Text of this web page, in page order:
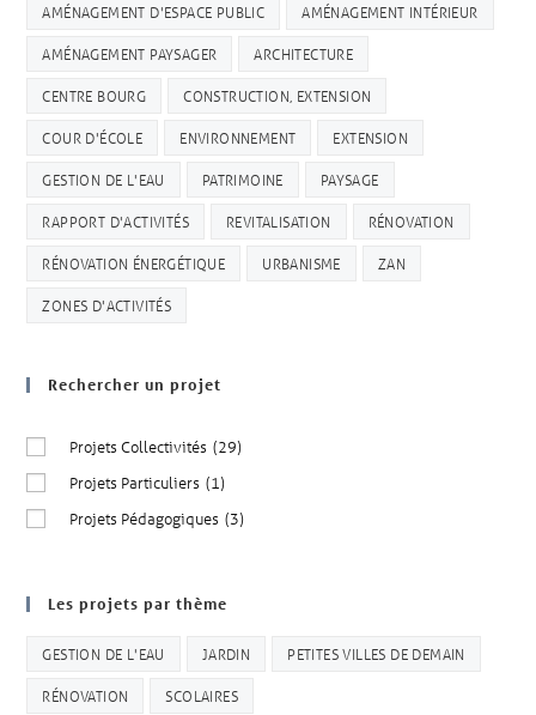
AMÉNAGEMENT D'ESPACE PUBLIC AMÉNAGEMENT INTÉRIEUR
AMÉNAGEMENT PAYSAGER ARCHITECTURE
CENTRE BOURG CONSTRUCTION, EXTENSION
COUR D'ÉCOLE ENVIRONNEMENT EXTENSION
GESTION DE L'EAU PATRIMOINE PAYSAGE
RAPPORT D'ACTIVITÉS REVITALISATION RÉNOVATION
RÉNOVATION ÉNERGÉTIQUE URBANISME ZAN
ZONES D'ACTIVITÉS
Rechercher un projet
Projets Collectivités (29)
Projets Particuliers (1)
Projets Pédagogiques (3)
Les projets par thème
GESTION DE L'EAU JARDIN PETITES VILLES DE DEMAIN
RÉNOVATION SCOLAIRES